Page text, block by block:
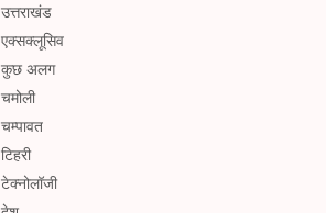
उत्तराखंड
एक्सक्लूसिव
कुछ अलग
चमोली
चम्पावत
टिहरी
टेक्नोलॉजी